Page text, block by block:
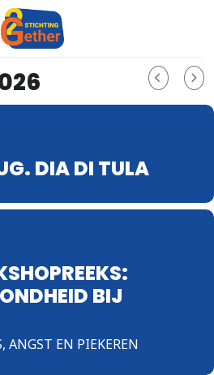
DIA DI TULA
BIJ
ANGST EN PIEKEREN